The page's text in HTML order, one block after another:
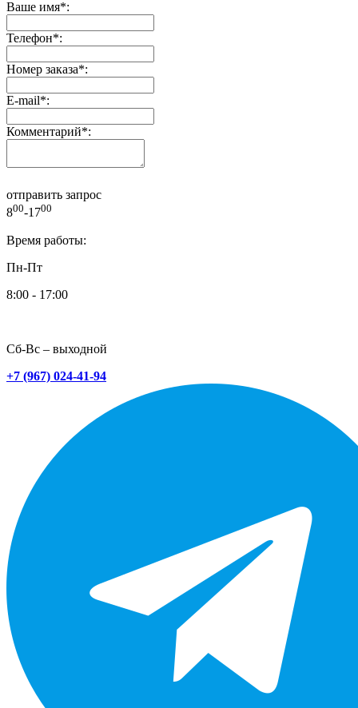
Ваше имя*:
Телефон*:
Номер заказа*:
E-mail*:
Комментарий*:
отправить запрос
800-1700
Время работы:
Пн-Пт
8:00 - 17:00
Сб-Вс – выходной
+7 (967) 024-41-94